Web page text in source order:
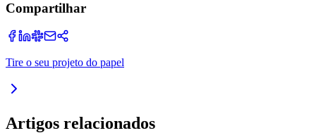
Compartilhar
Tire o seu projeto do papel
Artigos relacionados